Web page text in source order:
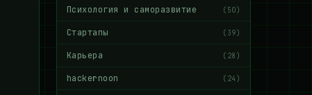
Психология и саморазвитие (50)
Стартапы (39)
Карьера (28)
hackernoon (24)